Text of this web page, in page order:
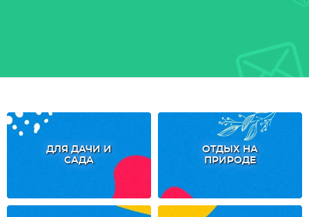
ДЛЯ ДАЧИ И
САДА
ОТДЫХ НА
ПРИРОДЕ